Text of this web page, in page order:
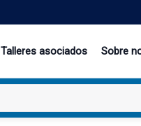
Talleres asociados Sobre